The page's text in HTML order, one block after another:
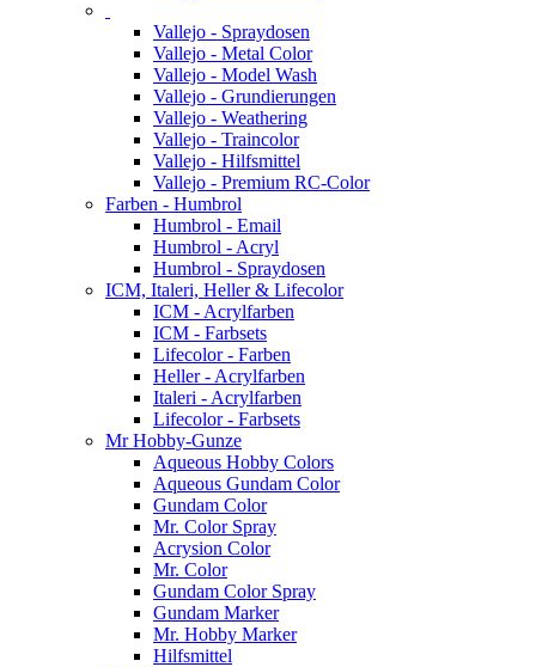
Vallejo - Spraydosen
Vallejo - Metal Color
Vallejo - Model Wash
Vallejo - Grundierungen
Vallejo - Weathering
Vallejo - Traincolor
Vallejo - Hilfsmittel
Vallejo - Premium RC-Color
Farben - Humbrol
Humbrol - Email
Humbrol - Acryl
Humbrol - Spraydosen
ICM, Italeri, Heller & Lifecolor
ICM - Acrylfarben
ICM - Farbsets
Lifecolor - Farben
Heller - Acrylfarben
Italeri - Acrylfarben
Lifecolor - Farbsets
Mr Hobby-Gunze
Aqueous Hobby Colors
Aqueous Gundam Color
Gundam Color
Mr. Color Spray
Acrysion Color
Mr. Color
Gundam Color Spray
Gundam Marker
Mr. Hobby Marker
Hilfsmittel